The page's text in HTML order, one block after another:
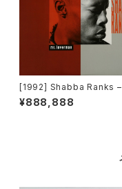
[1992] Shabba Ranks –
Loverman [Epic]
¥888,888